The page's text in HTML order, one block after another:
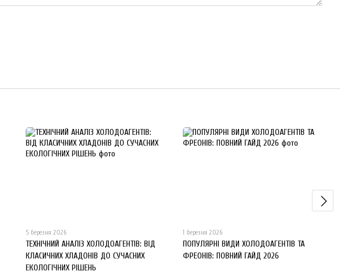
5 березня 2026
ТЕХНІЧНИЙ АНАЛІЗ ХОЛОДОАГЕНТІВ: ВІД
КЛАСИЧНИХ ХЛАДОНІВ ДО СУЧАСНИХ
ЕКОЛОГІЧНИХ РІШЕНЬ
1 березня 2026
ПОПУЛЯРНІ ВИДИ ХОЛОДОАГЕНТІВ ТА
ФРЕОНІВ: ПОВНИЙ ГАЙД 2026